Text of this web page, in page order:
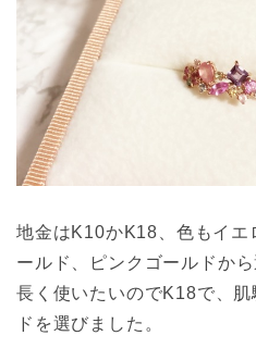
地金はK10かK18、色もイエ
ールド、ピンクゴールドから
長く使いたいのでK18で、
ドを選びました。